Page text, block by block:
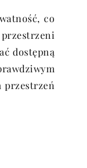
co
dostępną
przestrzeń